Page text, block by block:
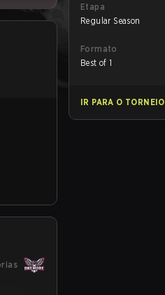
Etapa
Regular Season
Formato
Best of 1
IR PARA O TORNEIO